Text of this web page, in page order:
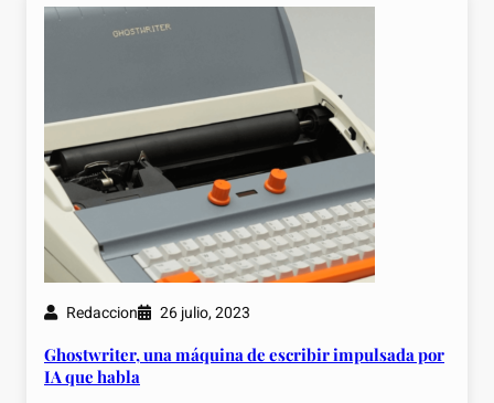
Redaccion 26 julio, 2023
Ghostwriter, una máquina de escribir impulsada por
IA que habla